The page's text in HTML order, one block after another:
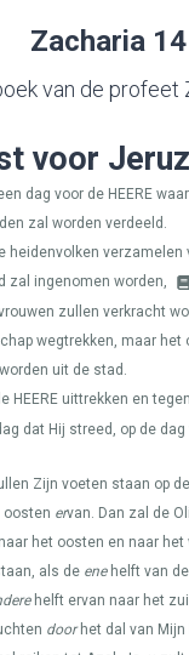
Zacharia 14
van de profeet
voor
dag voor de HEERE
zal worden verdeeld.
heidenvolken verzamelen
zal ingenomen worden,
zullen verkracht
wegtrekken, maar het
uit de stad.
HEERE uittrekken en
dat Hij streed, op de
Zijn voeten staan op
oosten ervan. Dan zal de
het oosten en naar het
als de enehelft van
helft ervan naar het
doorhet dal van Mijn